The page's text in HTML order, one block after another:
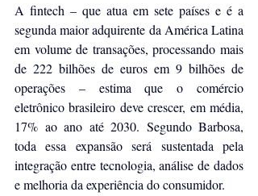
A fintech – que atua em sete países e é a
segunda maior adquirente da América Latina
em volume de transações, processando mais
de 222 bilhões de euros em 9 bilhões de
operações – estima que o comércio
eletrônico brasileiro deve crescer, em média,
17% ao ano até 2030. Segundo Barbosa,
toda essa expansão será sustentada pela
integração entre tecnologia, análise de dados
e melhoria da experiência do consumidor.